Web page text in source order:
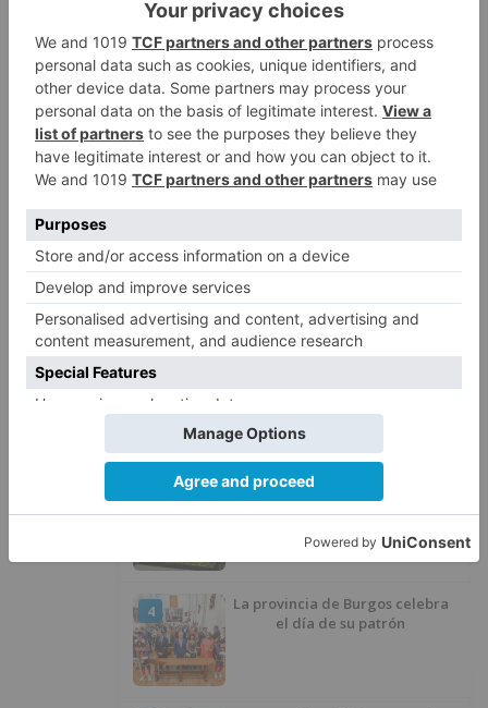
edificios públicos.
gestiona llamadas incidencias
relacionadas
temporal
nieve lluvia
LO + VISTO
1
Fallece un ciclista en Burgos tras
avisar otro conductor que se
había caído de la bicicleta
2
dejar atrás su aislamiento con el
inicio de la senda peatonal y
Un hombre de 80 años resulta
herido en Burgos tras la colisión
4
La provincia de Burgos celebra
el día de su patrón